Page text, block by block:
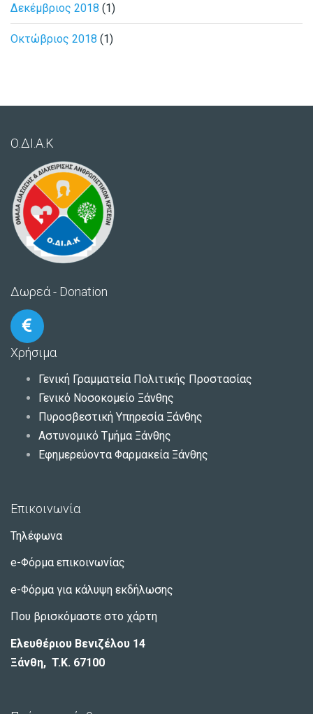
Δεκέμβριος 2018 (1)
Οκτώβριος 2018 (1)
Ο.ΔΙ.Α.Κ
Δωρεά - Donation
Χρήσιμα
Γενική Γραμματεία Πολιτικής Προστασίας
Γενικό Νοσοκομείο Ξάνθης
Πυροσβεστική Υπηρεσία Ξάνθης
Αστυνομικό Τμήμα Ξάνθης
Εφημερεύοντα Φαρμακεία Ξάνθης
Επικοινωνία
Τηλέφωνα
e-Φόρμα επικοινωνίας
e-Φόρμα για κάλυψη εκδήλωσης
Που βρισκόμαστε στο χάρτη
Ελευθέριου Βενιζέλου 14
Ξάνθη, T.K. 67100